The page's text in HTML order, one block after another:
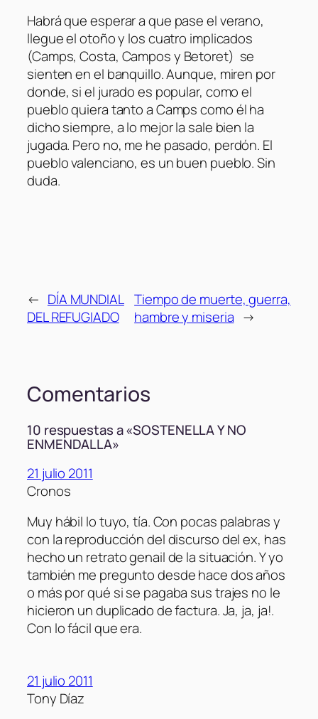
Habrá que esperar a que pase el verano,
llegue el otoño y los cuatro implicados
(Camps, Costa, Campos y Betoret) se
sienten en el banquillo. Aunque, miren por
donde, si el jurado es popular, como el
pueblo quiera tanto a Camps como él ha
dicho siempre, a lo mejor la sale bien la
jugada. Pero no, me he pasado, perdón. El
pueblo valenciano, es un buen pueblo. Sin
duda.
← DÍA MUNDIAL
DEL REFUGIADO
Tiempo de muerte, guerra,
hambre y miseria →
Comentarios
10 respuestas a «SOSTENELLA Y NO
ENMENDALLA»
21 julio 2011
Cronos
Muy hábil lo tuyo, tía. Con pocas palabras y
con la reproducción del discurso del ex, has
hecho un retrato genail de la situación. Y yo
también me pregunto desde hace dos años
o más por qué si se pagaba sus trajes no le
hicieron un duplicado de factura. Ja, ja, ja!.
Con lo fácil que era.
21 julio 2011
Tony Díaz